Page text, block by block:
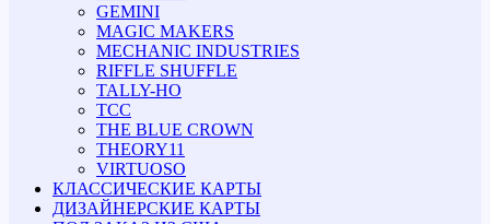
GEMINI
MAGIC MAKERS
MECHANIC INDUSTRIES
RIFFLE SHUFFLE
TALLY-HO
TCC
THE BLUE CROWN
THEORY11
VIRTUOSO
КЛАССИЧЕСКИЕ КАРТЫ
ДИЗАЙНЕРСКИЕ КАРТЫ